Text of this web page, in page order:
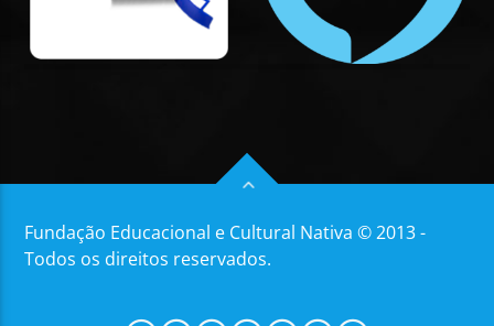
Fundação Educacional e Cultural Nativa © 2013 -
Todos os direitos reservados.